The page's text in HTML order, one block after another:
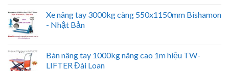
Xe nâng tay 3000kg càng 550x1150mm Bishamon
- Nhật Bản
Bàn nâng tay 1000kg nâng cao 1m hiệu TW-
LIFTER Đài Loan